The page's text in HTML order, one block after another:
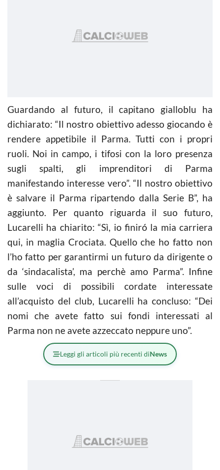
Guardando al futuro, il capitano gialloblu ha
dichiarato: “Il nostro obiettivo adesso giocando è
rendere appetibile il Parma. Tutti con i propri
ruoli. Noi in campo, i tifosi con la loro presenza
sugli spalti, gli imprenditori di Parma
manifestando interesse vero”. “Il nostro obiettivo
è salvare il Parma ripartendo dalla Serie B”, ha
aggiunto. Per quanto riguarda il suo futuro,
Lucarelli ha chiarito: “Sì, io finiró la mia carriera
qui, in maglia Crociata. Quello che ho fatto non
l’ho fatto per garantirmi un futuro da dirigente o
da ‘sindacalista’, ma perchè amo Parma”. Infine
sulle voci di possibili cordate interessate
all’acquisto del club, Lucarelli ha concluso: “Dei
nomi che avete fatto sui fondi interessati al
Parma non ne avete azzeccato neppure uno”.
Leggi gli articoli più recenti diNews